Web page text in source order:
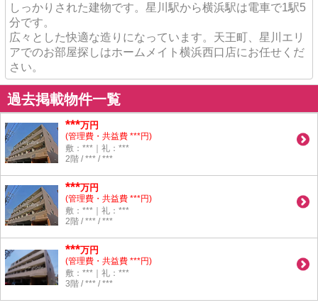
しっかりされた建物です。星川駅から横浜駅は電車で1駅5
分です。
広々とした快適な造りになっています。天王町、星川エリ
アでのお部屋探しはホームメイト横浜西口店にお任せくだ
さい。
過去掲載物件一覧
***万円
(管理費・共益費 ***円)
敷：***｜礼：***
2階 / *** / ***
***万円
(管理費・共益費 ***円)
敷：***｜礼：***
2階 / *** / ***
***万円
(管理費・共益費 ***円)
敷：***｜礼：***
3階 / *** / ***